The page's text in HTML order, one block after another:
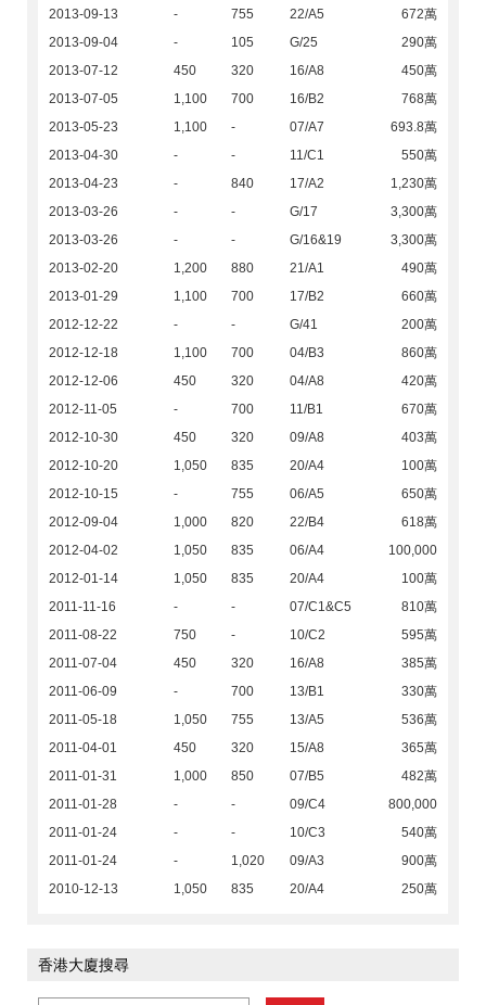
2013-09-13
- 755 22/A5
672萬
2013-09-04
- 105 G/25
290萬
2013-07-12
450 320 16/A8
450萬
2013-07-05
1,100 700 16/B2
768萬
2013-05-23
1,100 - 07/A7
693.8萬
2013-04-30
- - 11/C1
550萬
2013-04-23
- 840 17/A2
1,230萬
2013-03-26
- - G/17
3,300萬
2013-03-26
- - G/16&19
3,300萬
2013-02-20
1,200 880 21/A1
490萬
2013-01-29
1,100 700 17/B2
660萬
2012-12-22
- - G/41
200萬
2012-12-18
1,100 700 04/B3
860萬
2012-12-06
450 320 04/A8
420萬
2012-11-05
- 700 11/B1
670萬
2012-10-30
450 320 09/A8
403萬
2012-10-20
1,050 835 20/A4
100萬
2012-10-15
- 755 06/A5
650萬
2012-09-04
1,000 820 22/B4
618萬
2012-04-02
1,050 835 06/A4
100,000
2012-01-14
1,050 835 20/A4
100萬
2011-11-16
- - 07/C1&C5
810萬
2011-08-22
750 - 10/C2
595萬
2011-07-04
450 320 16/A8
385萬
2011-06-09
- 700 13/B1
330萬
2011-05-18
1,050 755 13/A5
536萬
2011-04-01
450 320 15/A8
365萬
2011-01-31
1,000 850 07/B5
482萬
2011-01-28
- - 09/C4
800,000
2011-01-24
- - 10/C3
540萬
2011-01-24
- 1,020 09/A3
900萬
2010-12-13
1,050 835 20/A4 250萬
香港大廈搜尋